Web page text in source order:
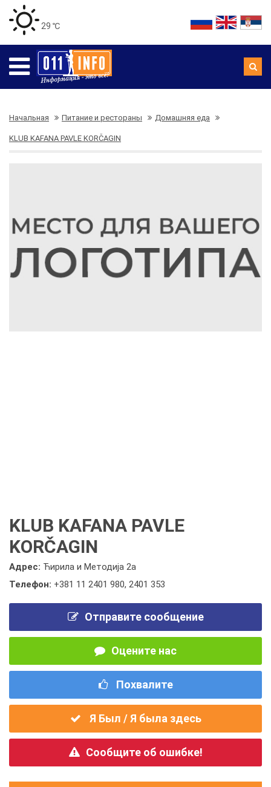
29 ℃
Начальная Питание и рестораны Домашняя еда
KLUB KAFANA PAVLE KORČAGIN
KLUB KAFANA PAVLE
KORČAGIN
Адрес: Ћирила и Методија 2а
Телефон: +381 11 2401 980, 2401 353
Отправите сообщение
Оцените нас
Похвалите
Я Был / Я была здесь
Сообщите об ошибке!